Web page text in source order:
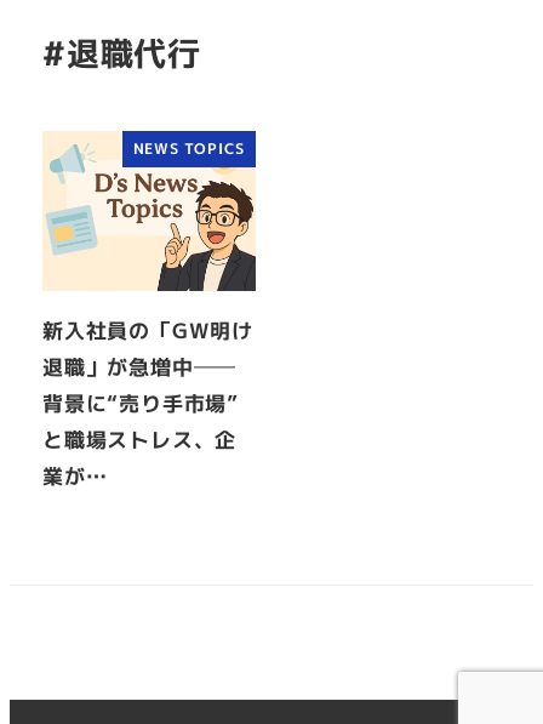
#退職代行
NEWS TOPICS
新入社員の「GW明け
退職」が急増中──
背景に“売り手市場”
と職場ストレス、企
業が…